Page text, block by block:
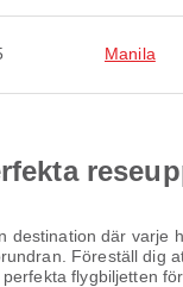
Manila
där
Föreställ
flygbiljetten